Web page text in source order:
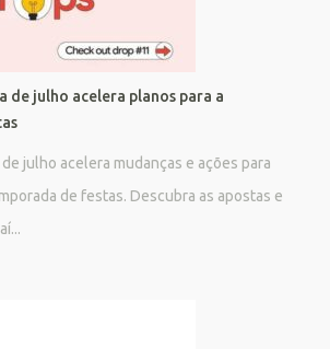
de julho acelera planos para a
julho acelera mudanças e ações para
de festas. Descubra as apostas e